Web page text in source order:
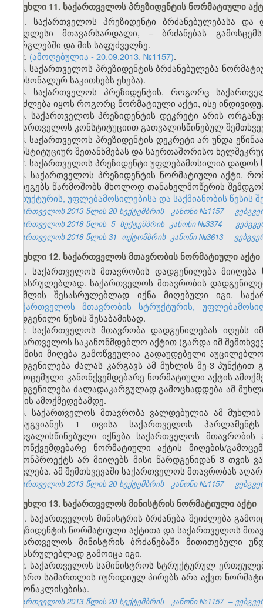
მუხლი 11. საქართველოს პრეზიდენტის ნორმატიული
1. საქართველოს პრეზიდენტი ბრძანებულებასა
უმაღლესი მთავარსარდალი, – ბრძანებას
ფარგლებში და მის საფუძველზე.
2. (ამოღებულია - 20.09.2013, №1157).
3. საქართველოს პრეზიდენტის ბრძანებულება
პერსონალურ საკითხებს ეხება).
4. საქართველოს პრეზიდენტის, როგორც
შეიძლება იყოს როგორც ნორმატიული აქტი, ისე
5. საქართველოს პრეზიდენტის დეკრეტი არის
საქართველოს კონსტიტუციით გათვალისწინებულ
6. საქართველოს პრეზიდენტის დეკრეტი არ უნდა
კონსტიტუციურ შეთანხმებას და საერთაშორისო
7. საქართველოს პრეზიდენტი უფლებამოსილია დადოს
8. საქართველოს პრეზიდენტის ნორმატიული აქტი,
შედეგებს წარმოშობს მხოლოდ თანახელმოწერის
სტრუქტურის, უფლებამოსილებისა და საქმიანობის წესის
საქართველოს 2013 წლის 20 სექტემბრის კანონი №1157 –
საქართველოს 2018 წლის 5 სექტემბრის კანონი №3374 –
საქართველოს 2018 წლის 31 ოქტომბრის კანონი №3613 –
მუხლი 12. საქართველოს მთავრობის ნორმატიული აქტი
1. საქართველოს მთავრობის დადგენილება
შესასრულებლად. საქართველოს მთავრობის
რომლის შესასრულებლად იქნა მიღებული იგი.
„საქართველოს მთავრობის სტრუქტურის,
დადგენილი წესის შესაბამისად.
2. საქართველოს მთავრობა დადგენილებას იღებს
საქართველოს საკანონმდებლო აქტით (გარდა იმ
და მისი მიღება გამოწვეულია გადაუდებელი
დადგენილება ძალას კარგავს ამ მუხლის მე-3
გამოცემული კანონქვემდებარე ნორმატიული აქტის
დადგენილება ძალადაკარგულად გამოცხადდება ამ
აქტის ამოქმედებამდე.
3. საქართველოს მთავრობა ვალდებულია ამ
არაუგვიანეს 1 თვისა საქართველოს
გათვალისწინებული იქნება საქართველოს
კანონქვემდებარე ნორმატიული აქტის მიღების/
კანონპროექტს არ მიიღებს მისი წარდგენიდან 3
ითვლება. ამ შემთხვევაში საქართველოს მთავრობას
საქართველოს 2013 წლის 20 სექტემბრის კანონი №1157 –
მუხლი 13. საქართველოს მინისტრის ნორმატიული აქტი
1. საქართველოს მინისტრის ბრძანება შეიძლება
პრეზიდენტის ნორმატიული აქტითა და საქართველოს
საქართველოს მინისტრის ბრძანებაში
შესასრულებლად გამოიცა იგი.
2. საქართველოს სამინისტროს სტრუქტურულ
საჯარო სამართლის იურიდიულ პირებს არა აქვთ
გამონაკლისებისა.
საქართველოს 2013 წლის 20 სექტემბრის კანონი №1157 –